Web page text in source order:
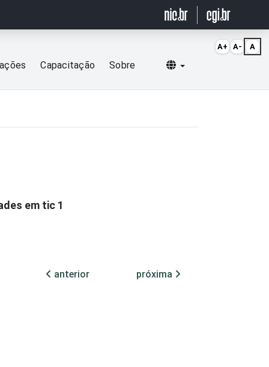
Capacitação Sobre Selecionar idioma
em tic 1
anterior
próxima
A+ A- A